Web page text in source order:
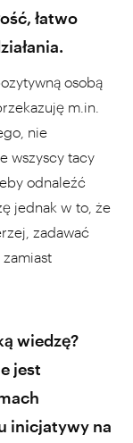
łatwo
osobą
m.in.
nie
wszyscy tacy
odnaleźć
jednak w to, że
zadawać
wiedzę?
jest
inicjatywy na